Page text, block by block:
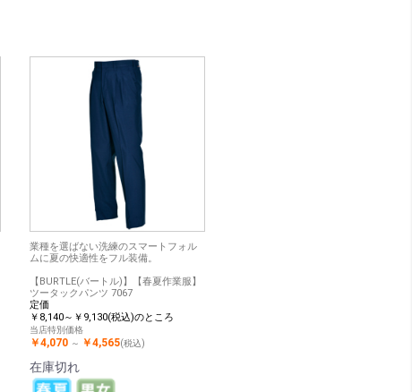
業種を選ばない洗練のスマートフォル
ムに夏の快適性をフル装備。
【BURTLE(バートル)】【春夏作業服】
ツータックパンツ 7067
定価
￥8,140～￥9,130(税込)のところ
当店特別価格
￥4,070 ～ ￥4,565(税込)
在庫切れ